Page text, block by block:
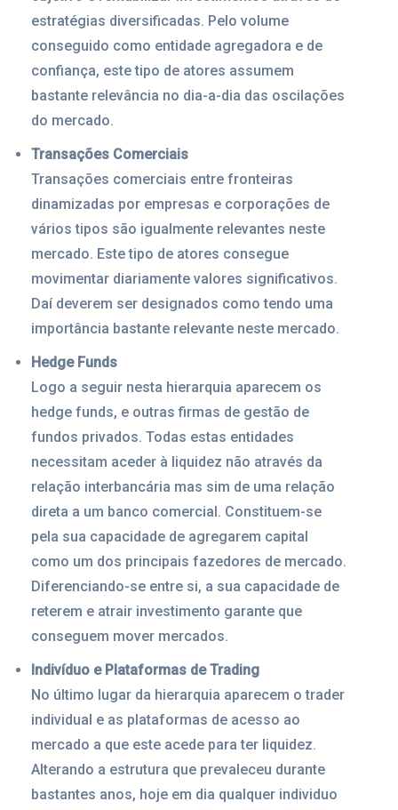
estratégias diversificadas. Pelo volume
conseguido como entidade agregadora e de
confiança, este tipo de atores assumem
bastante relevância no dia-a-dia das oscilações
do mercado.
Transações Comerciais
Transações comerciais entre fronteiras
dinamizadas por empresas e corporações de
vários tipos são igualmente relevantes neste
mercado. Este tipo de atores consegue
movimentar diariamente valores significativos.
Daí deverem ser designados como tendo uma
importância bastante relevante neste mercado.
Hedge Funds
Logo a seguir nesta hierarquia aparecem os
hedge funds, e outras firmas de gestão de
fundos privados. Todas estas entidades
necessitam aceder à liquidez não através da
relação interbancária mas sim de uma relação
direta a um banco comercial. Constituem-se
pela sua capacidade de agregarem capital
como um dos principais fazedores de mercado.
Diferenciando-se entre si, a sua capacidade de
reterem e atrair investimento garante que
conseguem mover mercados.
Indivíduo e Plataformas de Trading
No último lugar da hierarquia aparecem o trader
individual e as plataformas de acesso ao
mercado a que este acede para ter liquidez.
Alterando a estrutura que prevaleceu durante
bastantes anos, hoje em dia qualquer individuo